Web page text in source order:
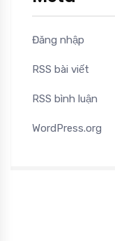
Đăng nhập
RSS bài viết
RSS bình luận
WordPress.org